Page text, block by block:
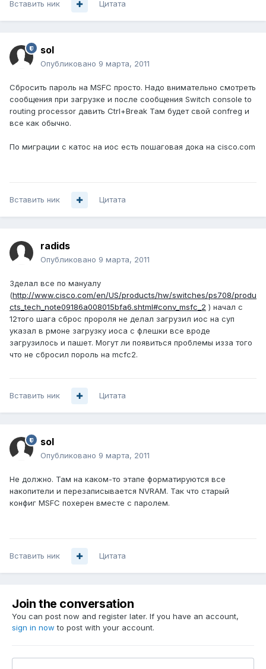
Вставить ник Цитата
sol
Опубликовано 9 марта, 2011
Сбросить пароль на MSFC просто. Надо внимательно смотреть
сообщения при загрузке и после сообщения Switch console to
routing processor давить Ctrl+Break Там будет свой confreg и
все как обычно.
По миграции с катос на иос есть пошаговая дока на cisco.com
Вставить ник Цитата
radids
Опубликовано 9 марта, 2011
Зделал все по мануалу
(http://www.cisco.com/en/US/products/hw/switches/ps708/produ
cts_tech_note09186a008015bfa6.shtml#conv_msfc_2 ) начал с
12того шага сброс пророля не делал загрузил иос на суп
указал в рмоне загрузку иоса с флешки все вроде
загрузилось и пашет. Могут ли появиться проблемы изза того
что не сбросил пороль на mcfc2.
Вставить ник Цитата
sol
Опубликовано 9 марта, 2011
Не должно. Там на каком-то этапе форматируются все
накопители и перезаписывается NVRAM. Так что старый
конфиг MSFC похерен вместе с паролем.
Вставить ник Цитата
Join the conversation
You can post now and register later. If you have an account,
sign in now to post with your account.